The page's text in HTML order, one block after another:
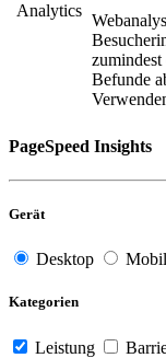
Analytics
Befunde
PageSpeed Insights
Gerät
Desktop
Kategorien
Leistung